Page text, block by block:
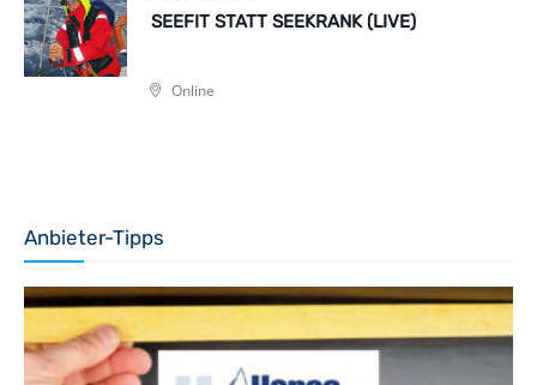
SEEFIT STATT SEEKRANK (LIVE)
Online
Anbieter-Tipps